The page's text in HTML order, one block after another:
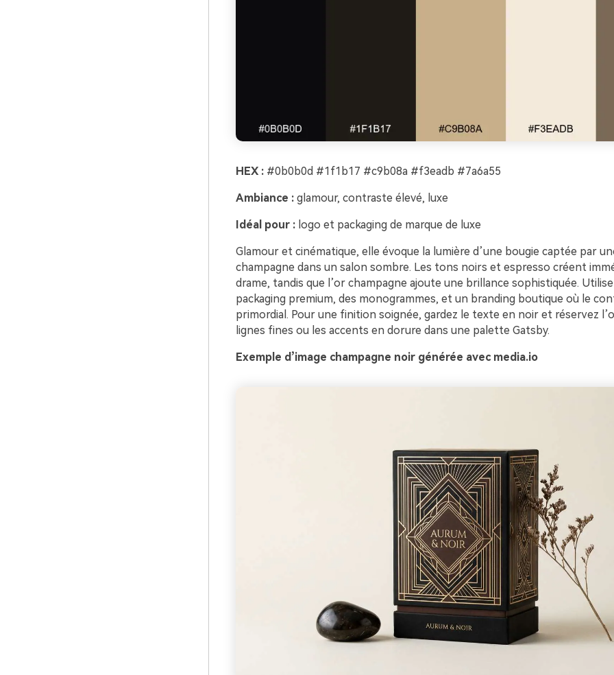
HEX :#0b0b0d #1f1b17 #c9b08a #f3eadb #7a6a55
Ambiance :glamour, contraste élevé, luxe
Idéal pour :logo et packaging de marque de luxe
Glamour et cinématique, elle évoque la lumière d’une bougie captée par
champagne dans un salon sombre. Les tons noirs et espresso créent
drame, tandis que l’or champagne ajoute une brillance sophistiquée.
packaging premium, des monogrammes, et un branding boutique où le
primordial. Pour une finition soignée, gardez le texte en noir et réservez
lignes fines ou les accents en dorure dans une palette Gatsby.
Exemple d’image champagne noir générée avec media.io